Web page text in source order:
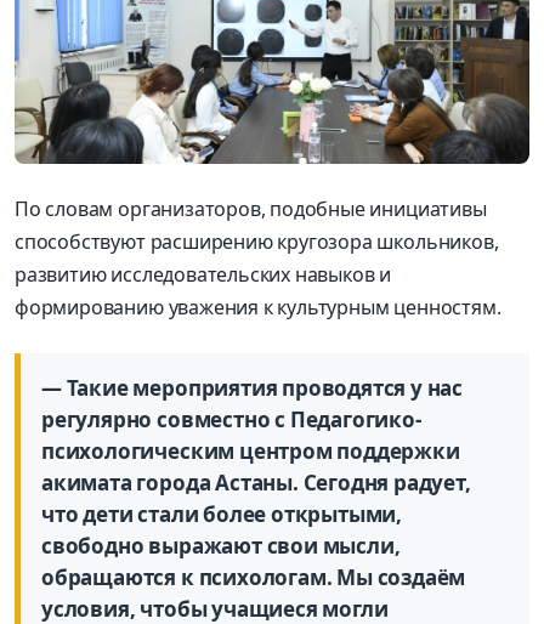
По словам организаторов, подобные инициативы
способствуют расширению кругозора школьников,
развитию исследовательских навыков и
формированию уважения к культурным ценностям.
— Такие мероприятия проводятся у нас
регулярно совместно с Педагогико-
психологическим центром поддержки
акимата города Астаны. Сегодня радует,
что дети стали более открытыми,
свободно выражают свои мысли,
обращаются к психологам. Мы создаём
условия, чтобы учащиеся могли